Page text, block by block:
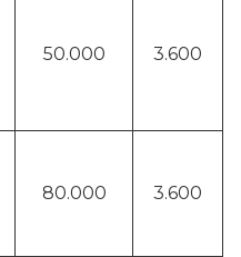
50.000 3.600
80.000 3.600